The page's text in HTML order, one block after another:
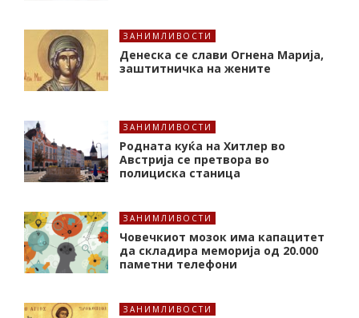
ЗАНИМЛИВОСТИ
Денеска се слави Огнена Марија,
заштитничка на жените
ЗАНИМЛИВОСТИ
Родната куќа на Хитлер во
Австрија се претвора во
полициска станица
ЗАНИМЛИВОСТИ
Човечкиот мозок има капацитет
да складира меморија од 20.000
паметни телефони
ЗАНИМЛИВОСТИ